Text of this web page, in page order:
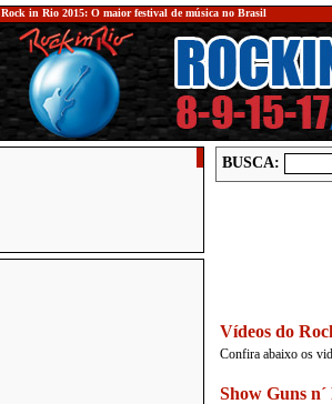
Rock in Rio 2015: O maior festival de música no Brasil
BUSCA:
Vídeos do
Confira abaixo os
Show Guns n´